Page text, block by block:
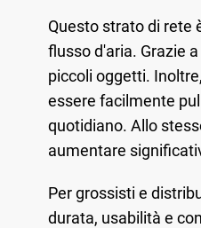
Questo strato di rete
flusso d'aria. Grazie
piccoli oggetti.
essere facilmente
quotidiano. Allo
aumentare
Per grossisti e
durata, usabilità e